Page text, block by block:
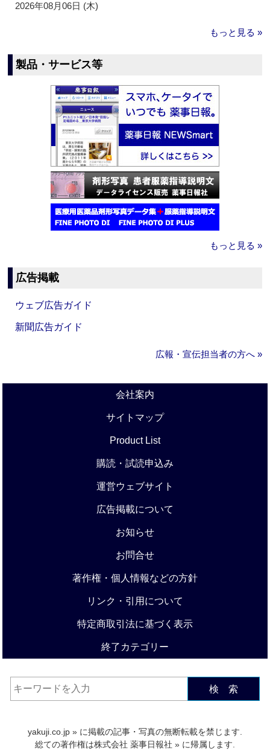
2026年08月06日 (木)
もっと見る »
製品・サービス等
もっと見る »
広告掲載
ウェブ広告ガイド
新聞広告ガイド
広報・宣伝担当者の方へ »
会社案内
サイトマップ
Product List
購読・試読申込み
運営ウェブサイト
広告掲載について
お知らせ
お問合せ
著作権・個人情報などの方針
リンク・引用について
特定商取引法に基づく表示
終了カテゴリー
検 索
yakuji.co.jp » に掲載の記事・写真の無断転載を禁じます.
総ての著作権は株式会社 薬事日報社 » に帰属します.